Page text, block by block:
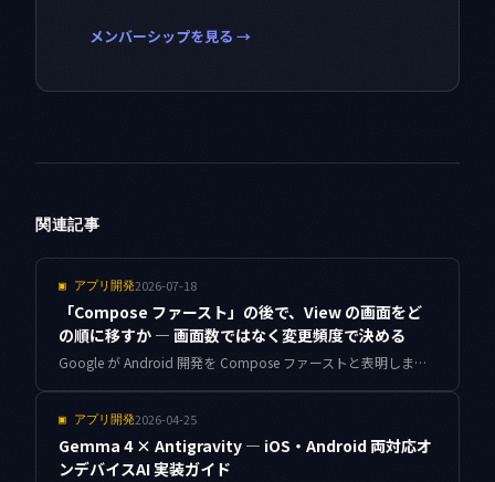
メンバーシップを見る →
関連記事
▣ アプリ開発2026-07-18
「Compose ファースト」の後で、View の画面をど
の順に移すか — 画面数ではなく変更頻度で決める
Google が Android 開発を Compose ファーストと表明しました。View ベースの画面をどの順で移すかを、画面数ではなく git の変更履歴から決める判断軸と、実際に動かしたスコアリングスクリプトをまとめます。
▣ アプリ開発2026-04-25
Gemma 4 × Antigravity — iOS・Android 両対応オ
ンデバイスAI 実装ガイド